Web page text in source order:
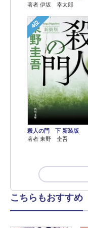
著者 伊坂 幸太郎
4位
殺人の門 下 新装版
著者 東野 圭吾
こちらもおすすめ